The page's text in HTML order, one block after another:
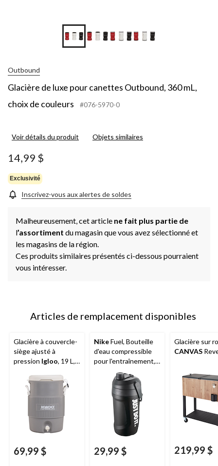
Outbound
Glacière de luxe pour canettes Outbound, 360 mL,
choix de couleurs
#076-5970-0
Voir détails du produit Objets similaires
14,99 $
Exclusivité
Inscrivez-vous aux alertes de soldes
Malheureusement, cet article ne fait plus partie de
l’assortiment du magasin que vous avez sélectionné et
les magasins de la région.
Ces produits similaires présentés ci-dessous pourraient
vous intéresser.
Articles de remplacement disponibles
Glacière à couvercle-
siège ajusté à
pression Igloo, 19 L,
69,99 $
NikeFuel, Bouteille
d'eau compressible
pour l'entraînement,
noir, 64 oz
29,99 $
Glacière sur
CANVAS
219,99 $